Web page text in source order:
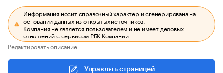
Информация носит справочный характер и сгенерирована на
основании данных из открытых источников.
Компания не является пользователем и не имеет деловых
отношений с сервисом РБК Компании.
Редактировать описание
Управлять страницей